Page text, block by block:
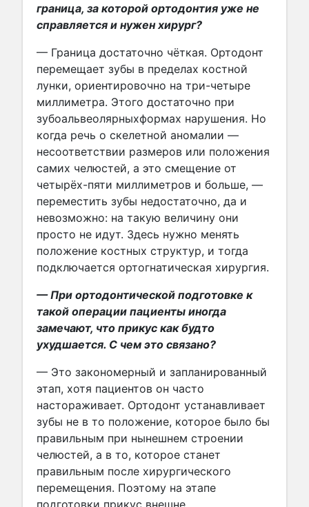
граница, за которой ортодонтия уже не
справляется и нужен хирург?
— Граница достаточно чёткая. Ортодонт
перемещает зубы в пределах костной
лунки, ориентировочно на три-четыре
миллиметра. Этого достаточно при
зубоальвеолярныхформах нарушения. Но
когда речь о скелетной аномалии —
несоответствии размеров или положения
самих челюстей, а это смещение от
четырёх-пяти миллиметров и больше, —
переместить зубы недостаточно, да и
невозможно: на такую величину они
просто не идут. Здесь нужно менять
положение костных структур, и тогда
подключается ортогнатическая хирургия.
— При ортодонтической подготовке к
такой операции пациенты иногда
замечают, что прикус как будто
ухудшается. С чем это связано?
— Это закономерный и запланированный
этап, хотя пациентов он часто
настораживает. Ортодонт устанавливает
зубы не в то положение, которое было бы
правильным при нынешнем строении
челюстей, а в то, которое станет
правильным после хирургического
перемещения. Поэтому на этапе
подготовки прикус внешне